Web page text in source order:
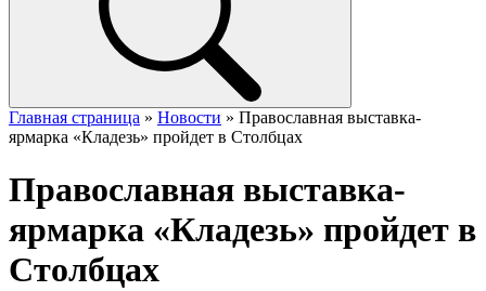
Главная страница » Новости » Православная выставка-
ярмарка «Кладезь» пройдет в Столбцах
Православная выставка-
ярмарка «Кладезь» пройдет в
Столбцах